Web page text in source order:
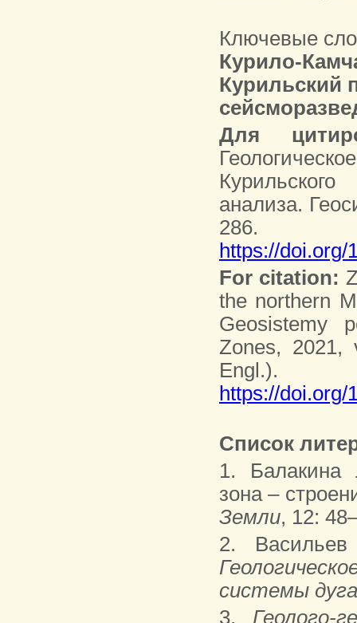
Ключевые
Курило-
Курильский
Для
анализа.
286.
https://doi.org/
For citation:
the northern
Geosistemy
Zones,
Engl.).
https://doi.org/
Список
1.
зона –
Земли, 12:
2.
системы
3. Геолого-